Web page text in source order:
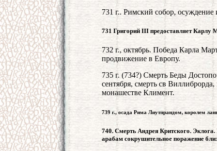
731 г.. Римский собор, осуждение
731 Григорий III предоставляет Карлу
732 г., октябрь. Победа Карла
продвижение в Европу.
735 г. (734?) Смерть Беды
сентября, смерть св
монашестве Климент.
739 г., осада Рима Лиутпрандом, королем
740. Смерть Андрея Критского.
арабам сокрушительное поражение